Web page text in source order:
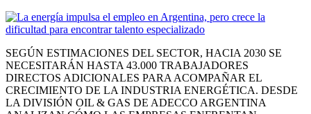
SEGÚN ESTIMACIONES DEL SECTOR, HACIA 2030 SE
NECESITARÁN HASTA 43.000 TRABAJADORES
DIRECTOS ADICIONALES PARA ACOMPAÑAR EL
CRECIMIENTO DE LA INDUSTRIA ENERGÉTICA. DESDE
LA DIVISIÓN OIL & GAS DE ADECCO ARGENTINA